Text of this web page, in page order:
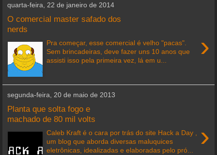
quarta-feira, 22 de janeiro de 2014
O comercial master safado dos
nerds
›
Pra começar, esse comercial é velho "pacas".
Sem brincadeiras, deve fazer uns 10 anos que
assisti isso pela primeira vez, lá em u...
segunda-feira, 20 de maio de 2013
Planta que solta fogo e
machado de 80 mil volts
›
Caleb Kraft é o cara por trás do site Hack a Day ,
um blog que aborda diversas maluquices
eletrônicas, idealizadas e elaboradas pelo pró...